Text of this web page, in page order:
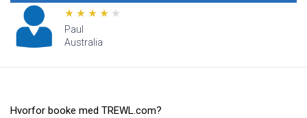
Paul
Australia
Hvorfor booke med TREWL.com?